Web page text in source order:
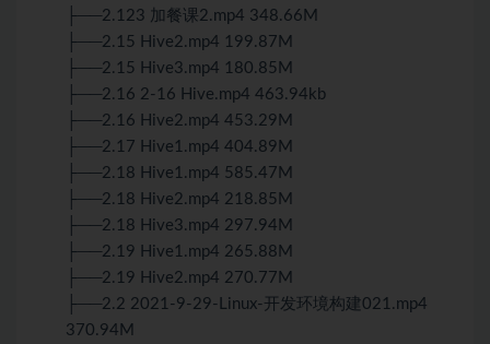
├──2.123 加餐课2.mp4 348.66M
├──2.15 Hive2.mp4 199.87M
├──2.15 Hive3.mp4 180.85M
├──2.16 2-16 Hive.mp4 463.94kb
├──2.16 Hive2.mp4 453.29M
├──2.17 Hive1.mp4 404.89M
├──2.18 Hive1.mp4 585.47M
├──2.18 Hive2.mp4 218.85M
├──2.18 Hive3.mp4 297.94M
├──2.19 Hive1.mp4 265.88M
├──2.19 Hive2.mp4 270.77M
├──2.2 2021-9-29-Linux-开发环境构建021.mp4
370.94M